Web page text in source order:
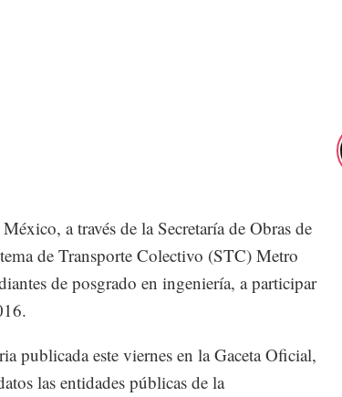
a través de la Secretaría de Obras de
de Transporte Colectivo (STC) Metro
de posgrado en ingeniería, a participar
publicada este viernes en la Gaceta Oficial,
las entidades públicas de la